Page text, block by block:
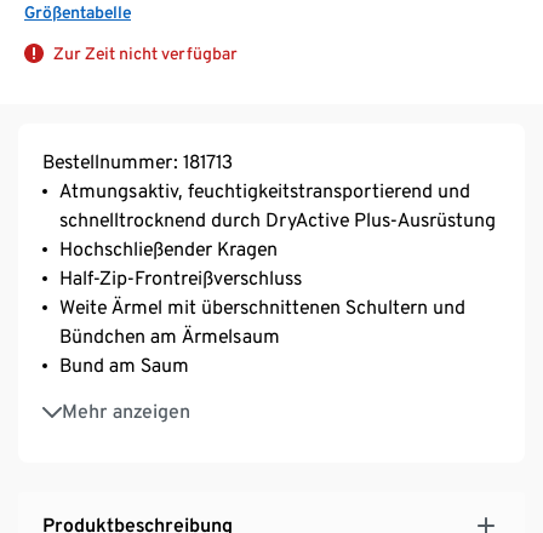
Größentabelle
Zur Zeit nicht verfügbar
Bestellnummer: 181713
Atmungsaktiv, feuchtigkeitstransportierend und
schnelltrocknend durch DryActive Plus-Ausrüstung
Hochschließender Kragen
Half-Zip-Frontreißverschluss
Weite Ärmel mit überschnittenen Schultern und
Bündchen am Ärmelsaum
Bund am Saum
Mehr anzeigen
Mit der Faser TENCEL™ – besonders weich und
leicht fließend
Produktbeschreibung